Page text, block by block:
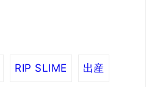
RIP SLIME 出産